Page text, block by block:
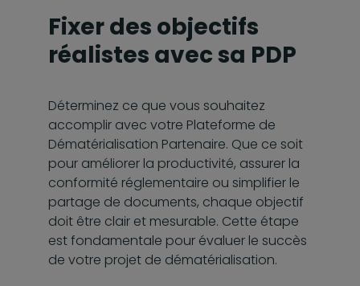
Fixer des objectifs
réalistes avec sa PDP
Déterminez ce que vous souhaitez
accomplir avec votre Plateforme de
Dématérialisation Partenaire. Que ce soit
pour améliorer la productivité, assurer la
conformité réglementaire ou simplifier le
partage de documents, chaque objectif
doit être clair et mesurable. Cette étape
est fondamentale pour évaluer le succès
de votre projet de dématérialisation.